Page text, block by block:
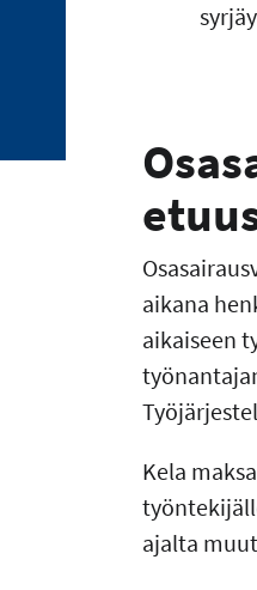
aikana
aikaiseen
Kela
ajalta